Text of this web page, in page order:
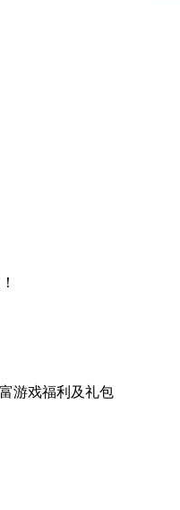
游戏福利 及礼包